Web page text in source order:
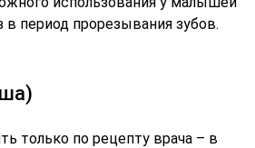
в период прорезывания зубов.
только по рецепту врача – в